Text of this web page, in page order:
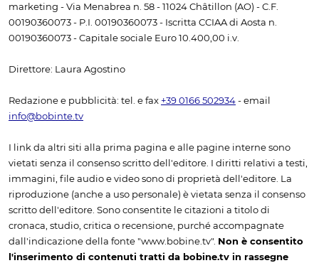
marketing - Via Menabrea n. 58 - 11024 Châtillon (AO) - C.F.
00190360073 - P.I. 00190360073 - Iscritta CCIAA di Aosta n.
00190360073 - Capitale sociale Euro 10.400,00 i.v.
Direttore: Laura Agostino
Redazione e pubblicità: tel. e fax +39 0166 502934 - email
info@bobinte.tv
I link da altri siti alla prima pagina e alle pagine interne sono
vietati senza il consenso scritto dell'editore. I diritti relativi a testi,
immagini, file audio e video sono di proprietà dell'editore. La
riproduzione (anche a uso personale) è vietata senza il consenso
scritto dell'editore. Sono consentite le citazioni a titolo di
cronaca, studio, critica o recensione, purché accompagnate
dall'indicazione della fonte "www.bobine.tv". Non è consentito
l'inserimento di contenuti tratti da bobine.tv in rassegne